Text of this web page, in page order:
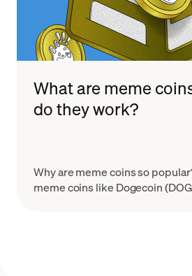
What are meme
do they work?
Why are meme coins so
meme coins like Dogecoin